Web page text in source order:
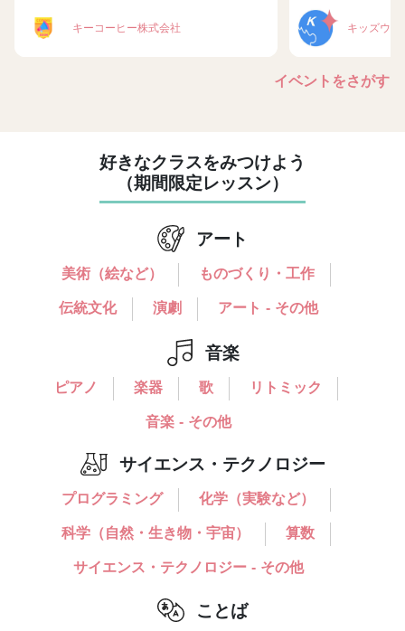
キーコーヒー株式会社 キッズウィ
イベントをさがす
好きなクラスをみつけよう
（期間限定レッスン）
アート
美術（絵など）
ものづくり・工作
伝統文化
演劇 アート - その他
音楽
ピアノ 楽器 歌
リトミック
音楽 - その他
サイエンス・テクノロジー
プログラミング
化学（実験など）
科学（自然・生き物・宇宙）
算数
サイエンス・テクノロジー - その他
ことば